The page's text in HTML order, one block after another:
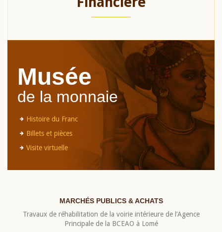
Musée
de la monnaie
Histoire du Franc
Billets et pièces
Visite virtuelle
MARCHÉS PUBLICS & ACHATS
Travaux de réhabilitation de la voirie intérieure de l’Agence
Principale de la BCEAO à Lomé